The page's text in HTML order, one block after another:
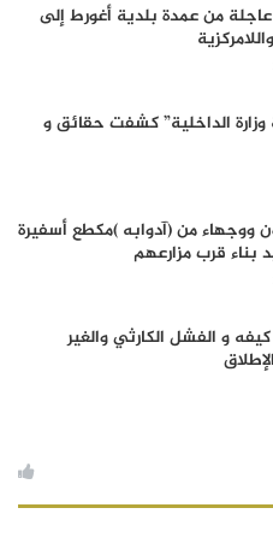
من عمدة بلدية أغورط إلى
الداخلية” كشفت حقائق و
ووجهاء من (آدوابه )مكطع أسفيرة
بناء قرب مزارعهم
و الفشل الكارثي والغير